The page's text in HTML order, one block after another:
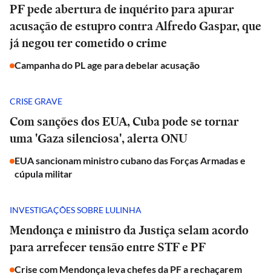
PF pede abertura de inquérito para apurar
acusação de estupro contra Alfredo Gaspar, que
já negou ter cometido o crime
Campanha do PL age para debelar acusação
CRISE GRAVE
Com sanções dos EUA, Cuba pode se tornar
uma 'Gaza silenciosa', alerta ONU
EUA sancionam ministro cubano das Forças Armadas e
cúpula militar
INVESTIGAÇÕES SOBRE LULINHA
Mendonça e ministro da Justiça selam acordo
para arrefecer tensão entre STF e PF
Crise com Mendonça leva chefes da PF a rechaçarem